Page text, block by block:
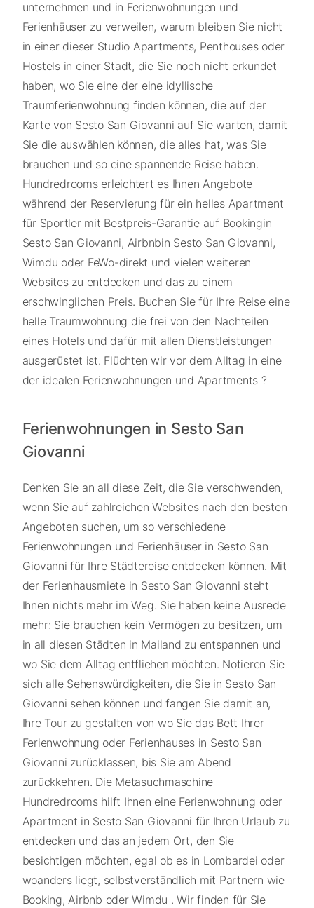
unternehmen und in Ferienwohnungen und
Ferienhäuser zu verweilen, warum bleiben Sie nicht
in einer dieser Studio Apartments, Penthouses oder
Hostels in einer Stadt, die Sie noch nicht erkundet
haben, wo Sie eine der eine idyllische
Traumferienwohnung finden können, die auf der
Karte von Sesto San Giovanni auf Sie warten, damit
Sie die auswählen können, die alles hat, was Sie
brauchen und so eine spannende Reise haben.
Hundredrooms erleichtert es Ihnen Angebote
während der Reservierung für ein helles Apartment
für Sportler mit Bestpreis-Garantie auf Bookingin
Sesto San Giovanni, Airbnbin Sesto San Giovanni,
Wimdu oder FeWo-direkt und vielen weiteren
Websites zu entdecken und das zu einem
erschwinglichen Preis. Buchen Sie für Ihre Reise eine
helle Traumwohnung die frei von den Nachteilen
eines Hotels und dafür mit allen Dienstleistungen
ausgerüstet ist. Flüchten wir vor dem Alltag in eine
der idealen Ferienwohnungen und Apartments ?
Ferienwohnungen in Sesto San
Giovanni
Denken Sie an all diese Zeit, die Sie verschwenden,
wenn Sie auf zahlreichen Websites nach den besten
Angeboten suchen, um so verschiedene
Ferienwohnungen und Ferienhäuser in Sesto San
Giovanni für Ihre Städtereise entdecken können. Mit
der Ferienhausmiete in Sesto San Giovanni steht
Ihnen nichts mehr im Weg. Sie haben keine Ausrede
mehr: Sie brauchen kein Vermögen zu besitzen, um
in all diesen Städten in Mailand zu entspannen und
wo Sie dem Alltag entfliehen möchten. Notieren Sie
sich alle Sehenswürdigkeiten, die Sie in Sesto San
Giovanni sehen können und fangen Sie damit an,
Ihre Tour zu gestalten von wo Sie das Bett Ihrer
Ferienwohnung oder Ferienhauses in Sesto San
Giovanni zurücklassen, bis Sie am Abend
zurückkehren. Die Metasuchmaschine
Hundredrooms hilft Ihnen eine Ferienwohnung oder
Apartment in Sesto San Giovanni für Ihren Urlaub zu
entdecken und das an jedem Ort, den Sie
besichtigen möchten, egal ob es in Lombardei oder
woanders liegt, selbstverständlich mit Partnern wie
Booking, Airbnb oder Wimdu . Wir finden für Sie